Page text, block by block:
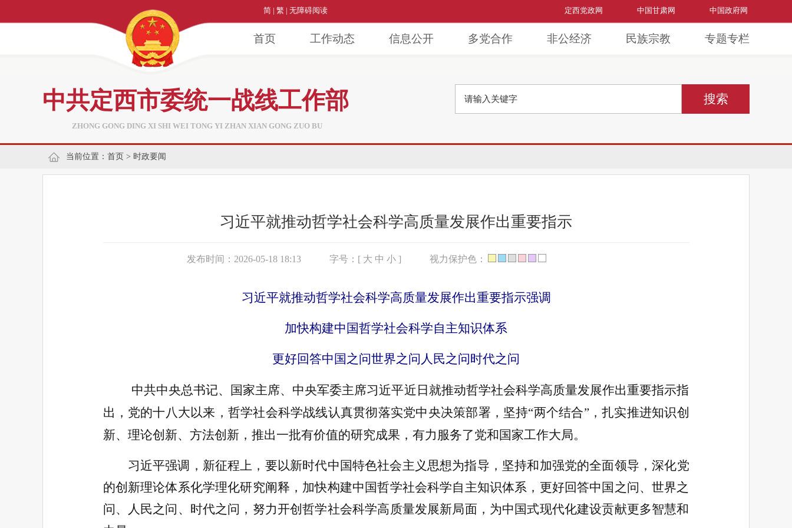
简 | 繁 | 无障碍阅读 中国政府网
中国甘肃网
定西党政网
首页 工作动态 信息公开 多党合作 非公经济 民族宗教 专题专栏
中共定西市委统一战线工作部
ZHONG GONG DING XI SHI WEI TONG YI ZHAN XIAN GONG ZUO BU
当前位置： 首页 > 时政要闻
习近平就推动哲学社会科学高质量发展作出重要指示
发布时间：2026-05-18 18:13 字号：[ 大 中 小 ] 视力保护色：
习近平就推动哲学社会科学高质量发展作出重要指示强调
加快构建中国哲学社会科学自主知识体系
更好回答中国之问世界之问人民之问时代之问
中共中央总书记、国家主席、中央军委主席习近平近日就推动哲学社会科学高质量发展作出重要指示指
出，党的十八大以来，哲学社会科学战线认真贯彻落实党中央决策部署，坚持“两个结合”，扎实推进知识创
新、理论创新、方法创新，推出一批有价值的研究成果，有力服务了党和国家工作大局。
习近平强调，新征程上，要以新时代中国特色社会主义思想为指导，坚持和加强党的全面领导，深化党
的创新理论体系化学理化研究阐释，加快构建中国哲学社会科学自主知识体系，更好回答中国之问、世界之
问、人民之问、时代之问，努力开创哲学社会科学高质量发展新局面，为中国式现代化建设贡献更多智慧和